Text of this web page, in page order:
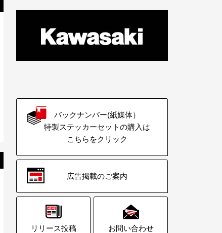
バックナンバー(紙媒体）
特製ステッカーセットの購入は
こちらをクリック
広告掲載のご案内
リリース投稿 お問い合わせ